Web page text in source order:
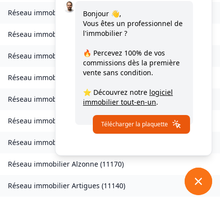
Réseau immobilierVillalier(11600
Réseau immobilier Villanière(11600)
Réseau immobilier Villardebelle(11580)
Réseau immobilier Villarzel-Cabardès(11600
Réseau immobilier Villefloure(11570)
Réseau immobilier Alairac 11290)
Réseau immobilier
Réseau immobilier Alzonne (11170)
Réseau immobilier Artigues (11140)
Bonjour 👋,
Vous êtes un professionnel de
l'immobilier ?
🔥 Percevez 100% de vos
commissions dès la première
vente sans condition.
⭐ Découvrez notre logiciel
immobilier tout-en-un.
Télécharger la plaquette